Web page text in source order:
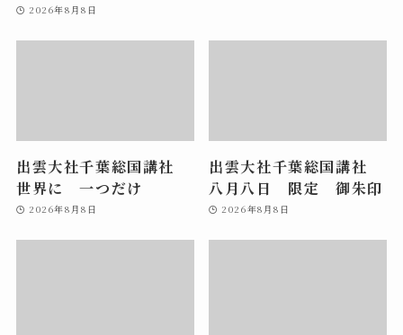
2026年8月8日
出雲大社千葉総国講社
世界に 一つだけ
2026年8月8日
出雲大社千葉総国講社
八月八日 限定 御朱印
2026年8月8日